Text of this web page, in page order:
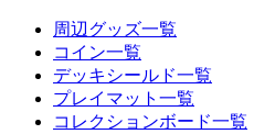
周辺グッズ一覧
コイン一覧
デッキシールド一覧
プレイマット一覧
コレクションボード一覧